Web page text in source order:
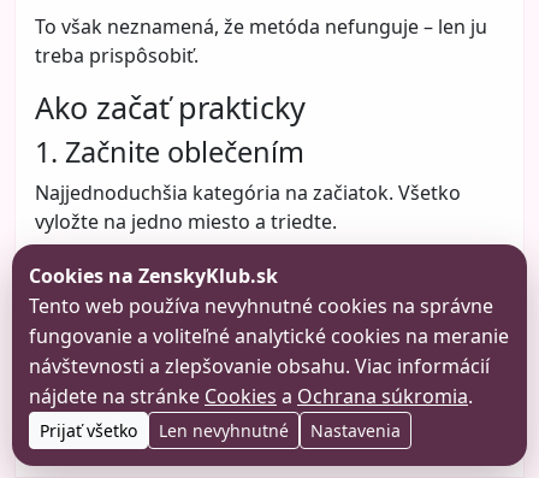
To však neznamená, že metóda nefunguje – len ju
treba prispôsobiť.
Ako začať prakticky
1. Začnite oblečením
Najjednoduchšia kategória na začiatok. Všetko
vyložte na jedno miesto a triedte.
2. Používajte pravidlo radosti
Ak vec nepoužívate a neprináša vám hodnotu,
pravdepodobne ju nepotre
Celý článok
Cookies na ZenskyKlub.sk
Tento web používa nevyhnutné cookies na správne
fungovanie a voliteľné analytické cookies na meranie
návštevnosti a zlepšovanie obsahu. Viac informácií
nájdete na stránke Cookies a Ochrana súkromia.
Prijať všetko Len nevyhnutné Nastavenia